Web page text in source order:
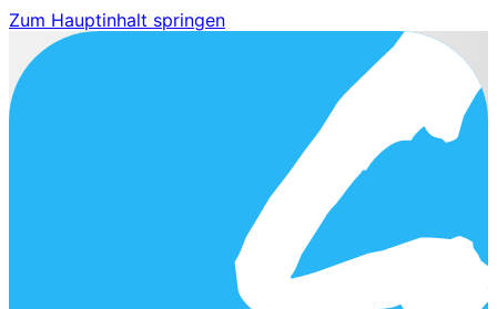
Zum Hauptinhalt springen